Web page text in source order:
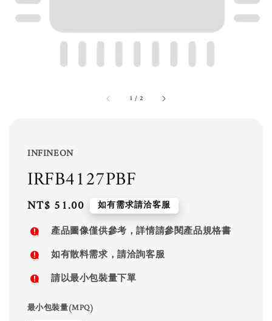
1 / 2
INFINEON
IRFB4127PBF
Regular
price
NT$ 51.00 如有需求請洽客服
產品圖像僅供參考，詳情請參閱產品規格書
如有散料需求，請洽詢客服
請以最小包裝量下單
最小包裝量(MPQ)